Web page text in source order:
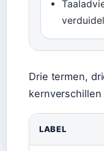
Drie termen,
kernverschillen
LABEL